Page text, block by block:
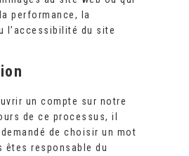
performance, la
l’accessibilité du site
un compte sur notre
de ce processus, il
de choisir un mot
êtes responsable du